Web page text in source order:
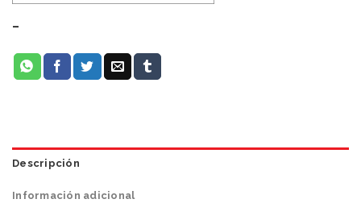
-
Descripción
Información adicional